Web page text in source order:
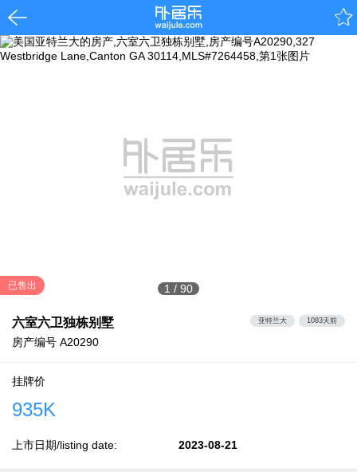
1 / 90
已售出
六室六卫独栋别墅
房产编号 A20290
亚特兰大 1083天前
挂牌价
935K
上市日期/listing date: 2023-08-21